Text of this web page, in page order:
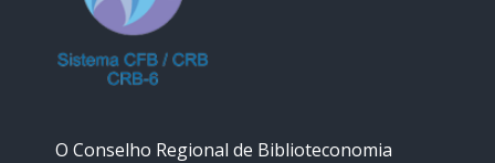
O Conselho Regional de Biblioteconomia